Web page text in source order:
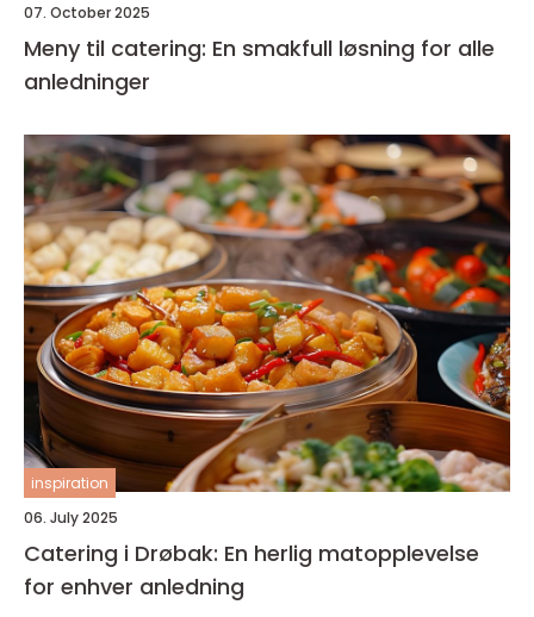
07. October 2025
Meny til catering: En smakfull løsning for alle
anledninger
inspiration
06. July 2025
Catering i Drøbak: En herlig matopplevelse
for enhver anledning